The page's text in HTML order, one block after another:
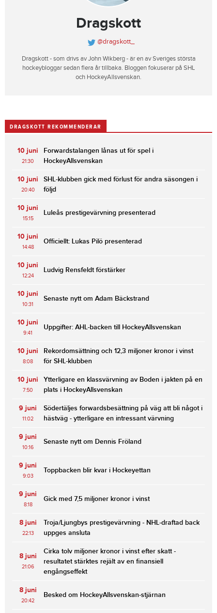
Dragskott
@dragskott_
Dragskott - som drivs av John Wikberg - är en av Sveriges största
hockeybloggar sedan flera år tillbaka. Bloggen fokuserar på SHL
och HockeyAllsvenskan.
DRAGSKOTT REKOMMENDERAR
10 juni
21:30
Forwardstalangen lånas ut för spel i
HockeyAllsvenskan
10 juni
20:40
SHL-klubben gick med förlust för andra säsongen i
följd
10 juni
15:15
Luleås prestigevärvning presenterad
10 juni
14:48
Officiellt: Lukas Pilö presenterad
10 juni
12:24
Ludvig Rensfeldt förstärker
10 juni
10:31
Senaste nytt om Adam Bäckstrand
10 juni
9:41
Uppgifter: AHL-backen till HockeyAllsvenskan
10 juni
8:08
Rekordomsättning och 12,3 miljoner kronor i vinst
för SHL-klubben
10 juni
7:50
Ytterligare en klassvärvning av Boden i jakten på en
plats i HockeyAllsvenskan
9 juni
11:02
Södertäljes forwardsbesättning på väg att bli något i
hästväg - ytterligare en intressant värvning
9 juni
10:16
Senaste nytt om Dennis Fröland
9 juni
9:03
Toppbacken blir kvar i Hockeyettan
9 juni
8:18
Gick med 7,5 miljoner kronor i vinst
8 juni
22:13
Troja/Ljungbys prestigevärvning - NHL-draftad back
uppges ansluta
8 juni
21:06
Cirka tolv miljoner kronor i vinst efter skatt -
resultatet stärktes rejält av en finansiell
engångseffekt
8 juni
20:42
Besked om HockeyAllsvenskan-stjärnan